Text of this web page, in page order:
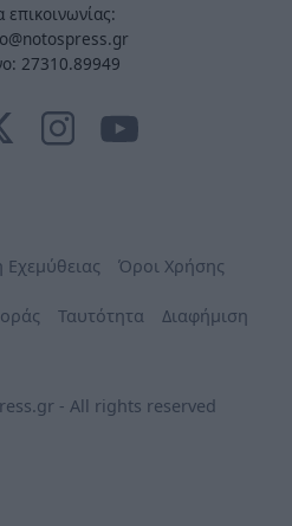
επικοινωνίας:
27310.89949
Όροι Χρήσης
Ταυτότητα Διαφήμιση
- All rights reserved